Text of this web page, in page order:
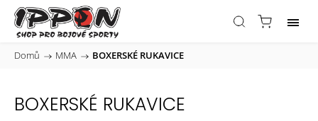
Domů / MMA / BOXERSKÉ RUKAVICE
BOXERSKÉ RUKAVICE